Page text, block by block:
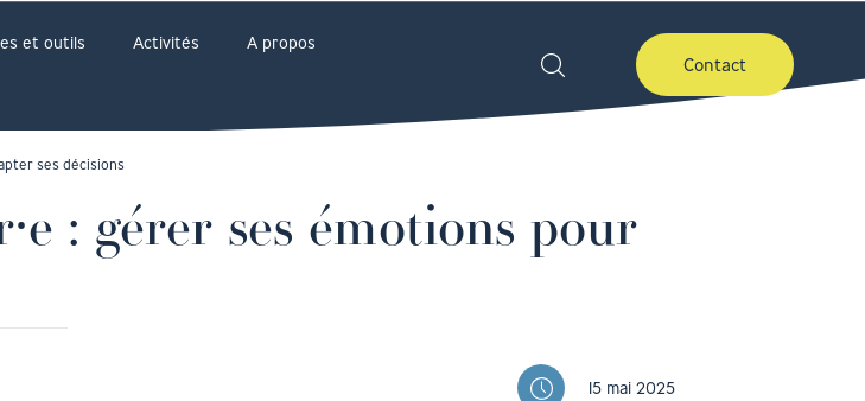
et outils Activités
A propos
Contact
ses décisions
: gérer ses émotions pour
15 mai 2025